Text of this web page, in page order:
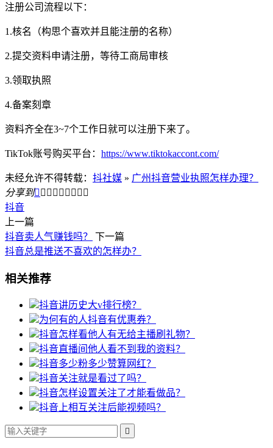
注册公司流程以下：
1.核名（构思个喜欢并且能注册的名称）
2.提交资料申请注册，等待工商局审核
3.领取执照
4.备案刻章
资料齐全在3~7个工作日就可以注册下来了。
TikTok账号购买平台： https://www.tiktokaccont.com/
未经允许不得转载： 抖社媒 » 广州抖音营业执照怎样办理？
分享到        
抖音
上一篇
抖音卖人气赚钱吗？
下一篇
抖音总是推送不喜欢的怎样办？
相关推荐
抖音讲历史大v排行榜？
为何有的人抖音有优惠券？
抖音怎样看他人有无给主播刷礼物？
抖音直播间他人看不到我的资料？
抖音多少粉多少赞算网红？
抖音关注就是看过了吗？
抖音怎样设置关注了才能看做品？
抖音上相互关注后能视频吗？
